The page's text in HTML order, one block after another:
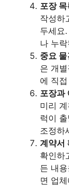
포장
작성하
두세요
나 누
중요
은 개
에 직
포장과
미리
럭이
조정하
계약서
확인하
든 내
면 업